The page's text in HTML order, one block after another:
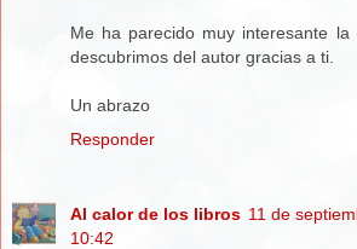
Me ha parecido muy interesante
descubrimos del autor gracias a ti.
Un abrazo
Responder
Al calor de los libros 11 de
10:42